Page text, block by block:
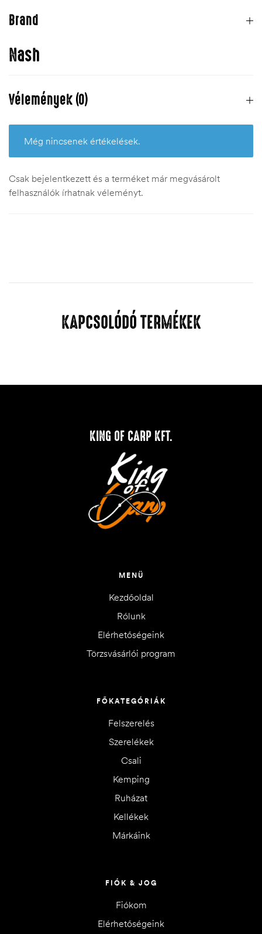
Brand
Nash
Vélemények (0)
Még nincsenek értékelések.
Csak bejelentkezett és a terméket már megvásárolt
felhasználók írhatnak véleményt.
KAPCSOLÓDÓ TERMÉKEK
KING OF CARP KFT.
MENÜ
Kezdőoldal
Rólunk
Elérhetőségeink
Törzsvásárlói program
FŐKATEGÓRIÁK
Felszerelés
Szerelékek
Csali
Kemping
Ruházat
Kellékek
Márkáink
FIÓK & JOG
Fiókom
Elérhetőségeink